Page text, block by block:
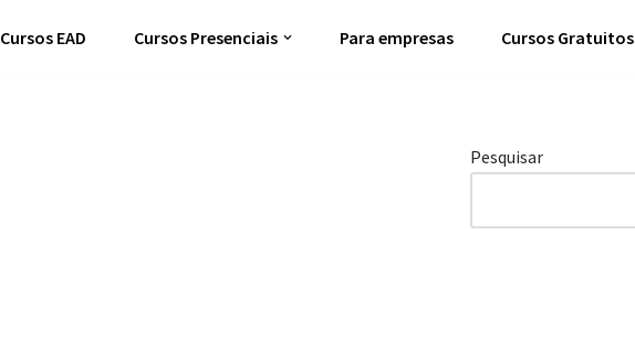
Cursos EAD Cursos Presenciais Para empresas Cursos Gratuitos
Pesquisar